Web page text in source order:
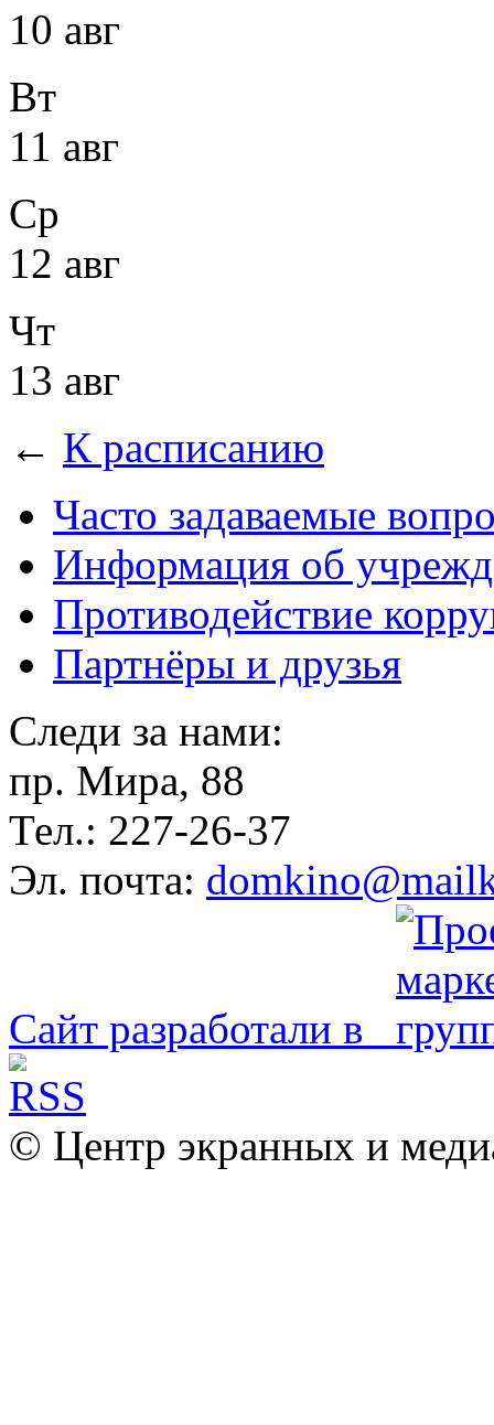
10 авг
Вт
11 авг
Ср
12 авг
Чт
13 авг
← К расписанию
Часто задаваемые
Информация об
Противодействие
Партнёры и друзья
Следи за нами:
пр. Мира, 88
Тел.: 227-26-37
Эл. почта:
Сайт разработали в
© Центр экранных и